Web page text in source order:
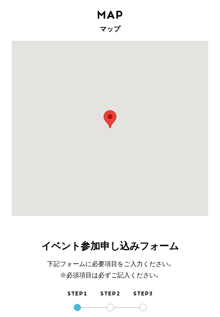
MAP
マップ
イベント参加申し込みフォーム
下記フォームに必要項目をご入力ください。
※必須項目は必ずご記入ください。
STEP1 STEP2 STEP3